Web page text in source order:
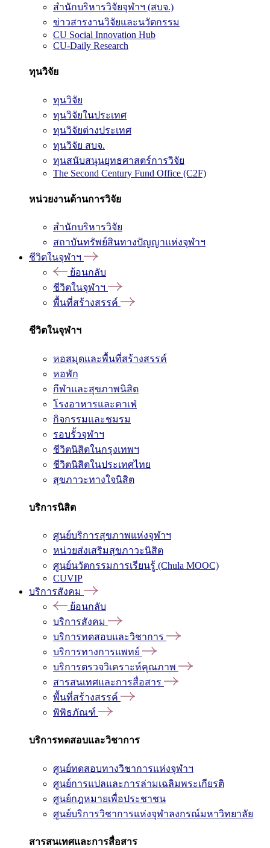
สำนักบริหารวิจัยจุฬาฯ (สบจ.)
ข่าวสารงานวิจัยและนวัตกรรม
CU Social Innovation Hub
CU-Daily Research
ทุนวิจัย
ทุนวิจัย
ทุนวิจัยในประเทศ
ทุนวิจัยต่างประเทศ
ทุนวิจัย สบจ.
ทุนสนับสนุนยุทธศาสตร์การวิจัย
The Second Century Fund Office (C2F)
หน่วยงานด้านการวิจัย
สำนักบริหารวิจัย
สถาบันทรัพย์สินทางปัญญาแห่งจุฬาฯ
ชีวิตในจุฬาฯ
ย้อนกลับ
ชีวิตในจุฬาฯ
พื้นที่สร้างสรรค์
ชีวิตในจุฬาฯ
หอสมุดและพื้นที่สร้างสรรค์
หอพัก
กีฬาและสุขภาพนิสิต
โรงอาหารและคาเฟ่
กิจกรรมและชมรม
รอบรั้วจุฬาฯ
ชีวิตนิสิตในกรุงเทพฯ
ชีวิตนิสิตในประเทศไทย
สุขภาวะทางใจนิสิต
บริการนิสิต
ศูนย์บริการสุขภาพแห่งจุฬาฯ
หน่วยส่งเสริมสุขภาวะนิสิต
ศูนย์นวัตกรรมการเรียนรู้ (Chula MOOC)
CUVIP
บริการสังคม
ย้อนกลับ
บริการสังคม
บริการทดสอบและวิชาการ
บริการทางการแพทย์
บริการตรวจวิเคราะห์คุณภาพ
สารสนเทศและการสื่อสาร
พื้นที่สร้างสรรค์
พิพิธภัณฑ์
บริการทดสอบและวิชาการ
ศูนย์ทดสอบทางวิชาการแห่งจุฬาฯ
ศูนย์การแปลและการล่ามเฉลิมพระเกียรติ
ศูนย์กฎหมายเพื่อประชาชน
ศูนย์บริการวิชาการแห่งจุฬาลงกรณ์มหาวิทยาลัย
สารสนเทศและการสื่อสาร